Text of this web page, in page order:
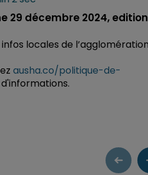
29 décembre 2024, edition
locales de l’agglomération
ausha.co/politique-de-